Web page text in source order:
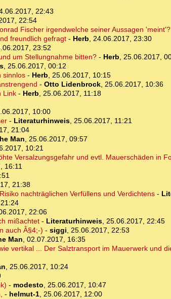
22:43
22:54
Fischer irgendwelche seiner Aussagen 'meint'?
freundlich gefragt- Herb, 24.06.2017, 23:30
23:52
um Stellungnahme bitten?- Herb, 25.06.2017,
, 25.06.2017, 00:12
sinnlos- Herb, 25.06.2017, 10:15
- Otto Lidenbrock, 25.06.2017, 10:36
Link- Herb, 25.06.2017, 11:18
10:00
- Literaturhinweis, 25.06.2017, 11:21
21:04
Man, 25.06.2017, 09:57
10:21
Versalzungsgefahr und evtl. Mauerschäden in
16:11
21:38
nachträglichen Verfüllens und Verdichtens-
22:06
mißachtet- Literaturhinweis, 25.06.2017, 22:45
auch Â§4;-) - siggi, 25.06.2017, 22:53
Man, 02.07.2017, 16:35
vertikal ... Der Salztransport im Mauerwerk und
, 25.06.2017, 10:24
- modesto, 25.06.2017, 10:47
- helmut-1, 25.06.2017, 12:00